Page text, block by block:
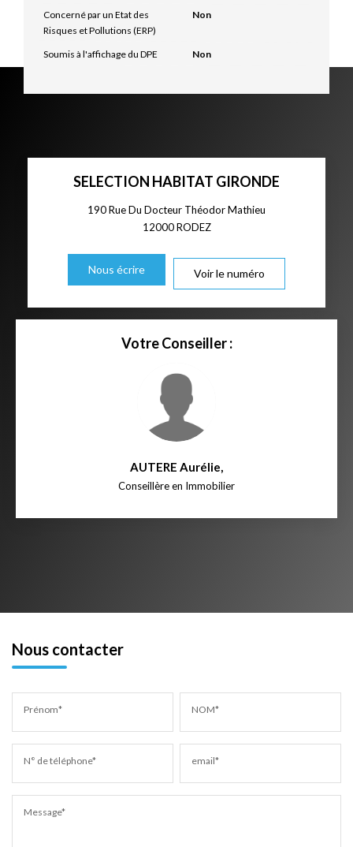
Concerné par un Etat des
Risques et Pollutions (ERP)
Non
Soumis à l'affichage du DPE Non
SELECTION HABITAT GIRONDE
190 Rue Du Docteur Théodor Mathieu
12000RODEZ
Nous écrire Voir le numéro
Votre Conseiller :
AUTERE Aurélie,
Conseillère en Immobilier
Nous contacter
Prénom* NOM*
N° de téléphone* email*
Message*